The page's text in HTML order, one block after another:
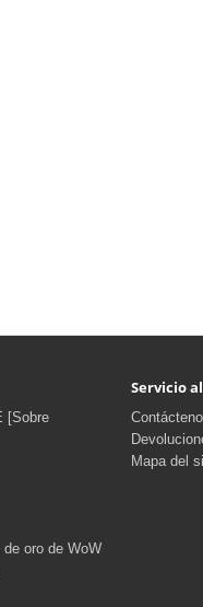
[Sobre
oro de WoW
Servicio
Mapa del